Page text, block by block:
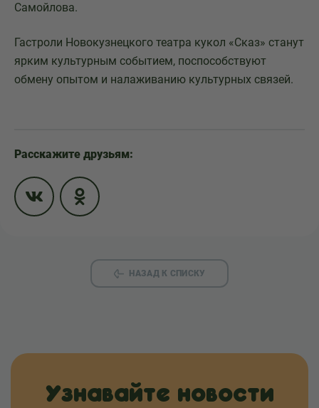
Самойлова.
Гастроли Новокузнецкого театра кукол «Сказ» станут
ярким культурным событием, поспособствуют
обмену опытом и налаживанию культурных связей.
Расскажите друзьям:
НАЗАД К СПИСКУ
Узнавайте новости